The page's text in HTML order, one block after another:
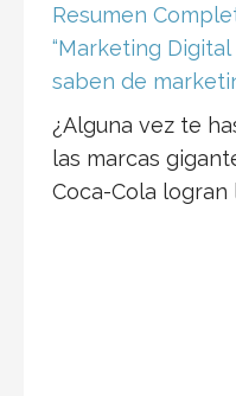
Resumen
“Marketing
saben de
¿Alguna vez te
las marcas
Coca-Cola logran